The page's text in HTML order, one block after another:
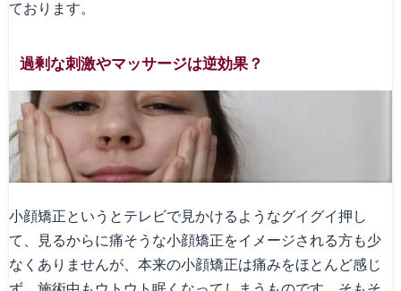
ております。
過剰な刺激やマッサージは逆効果？
小顔矯正というとテレビで見かけるようなグイグイ押し
て、見るからに痛そうな小顔矯正をイメージされる方も少
なくありませんが、本来の小顔矯正は痛みをほとんど感じ